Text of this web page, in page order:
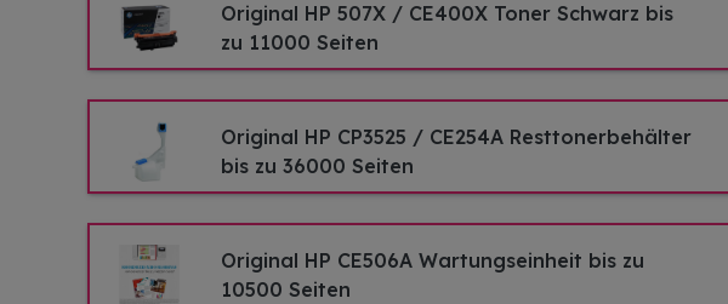
Original HP 507X / CE400X Toner Schwarz bis
zu 11000 Seiten
Original HP CP3525 / CE254A Resttonerbehälter
bis zu 36000 Seiten
Original HP CE506A Wartungseinheit bis zu
10500 Seiten